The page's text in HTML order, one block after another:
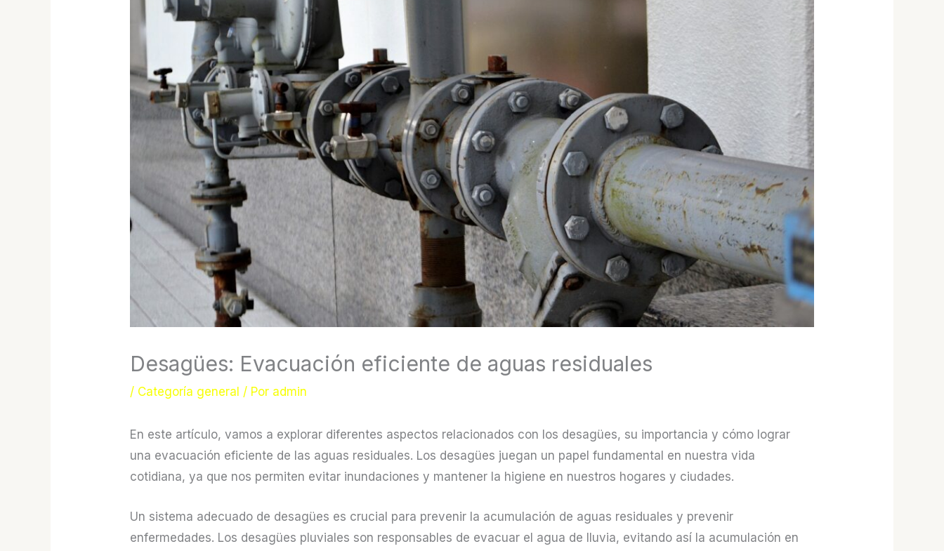
Desagües: Evacuación eficiente de aguas residuales
/ Categoría general / Por admin
En este artículo, vamos a explorar diferentes aspectos relacionados con los desagües, su importancia y cómo lograr
una evacuación eficiente de las aguas residuales. Los desagües juegan un papel fundamental en nuestra vida
cotidiana, ya que nos permiten evitar inundaciones y mantener la higiene en nuestros hogares y ciudades.
Un sistema adecuado de desagües es crucial para prevenir la acumulación de aguas residuales y prevenir
enfermedades. Los desagües pluviales son responsables de evacuar el agua de lluvia, evitando así la acumulación en